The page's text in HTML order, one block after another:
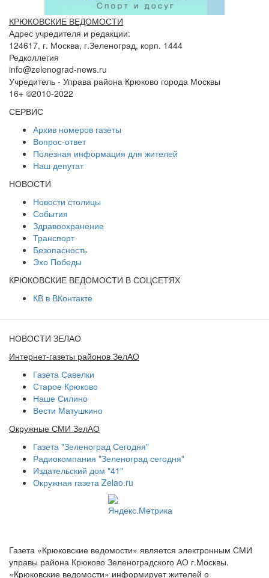
КРЮКОВСКИЕ ВЕДОМОСТИ
Адрес учредителя и редакции:
124617, г. Москва, г.Зеленоград, корп. 1444
Редколлегия
info@zelenograd-news.ru
Учредитель - Управа района Крюково города Москвы
16+ ©2010-2022
СЕРВИС
Архив номеров газеты
Вопрос-ответ
Полезная информация для жителей
Наш депутат
НОВОСТИ
Новости столицы
События
Здравоохранение
Транспорт
Безопасность
Эхо Победы
КРЮКОВСКИЕ ВЕДОМОСТИ В СОЦСЕТЯХ
КВ в ВКонтакте
НОВОСТИ ЗЕЛАО
Интернет-газеты районов ЗелАО
Газета Савелки
Старое Крюково
Наше Силино
Вести Матушкино
Окружные СМИ ЗелАО
Газета "Зеленоград Сегодня"
Радиокомпания "Зеленоград сегодня"
Издательский дом "41"
Окружная газета Zelao.ru
Газета «Крюковские ведомости» является электронным СМИ
управы района Крюково Зеленоградского АО г.Москвы.
«Крюковские ведомости» информирует жителей о